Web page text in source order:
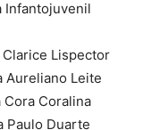
Infantojuvenil
Clarice Lispector
Aureliano Leite
Cora Coralina
Paulo Duarte